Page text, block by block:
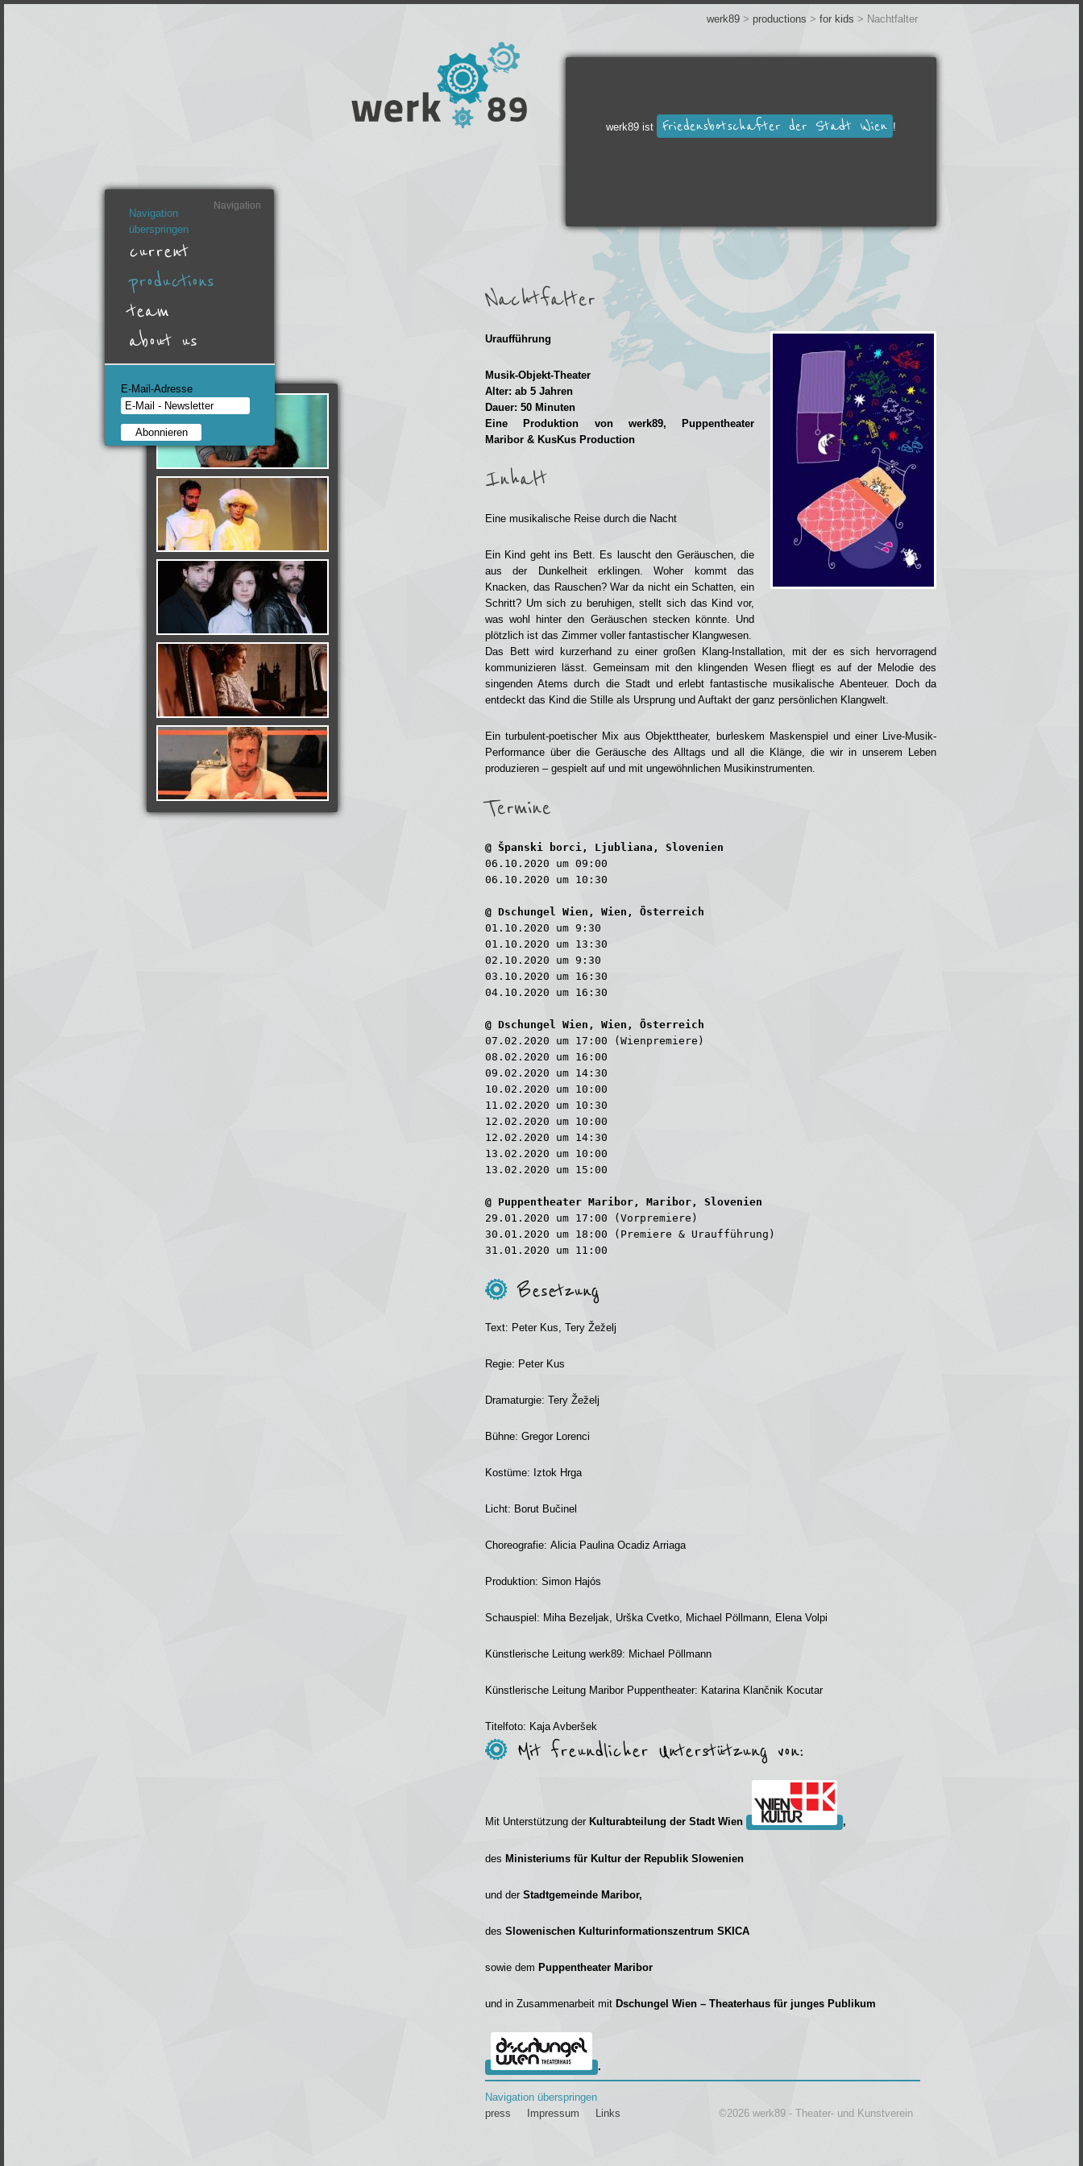
werk89 > productions > for kids > Nachtfalter
werk89 ist Friedensbotschafter der Stadt Wien !
Navigation
Navigation
überspringen
current
productions
team
about us
E-Mail-Adresse
Nachtfalter
Uraufführung
Musik-Objekt-Theater
Alter: ab 5 Jahren
Dauer: 50 Minuten
Eine Produktion von werk89,
Puppentheater
Maribor & KusKus Production
Inhalt
Eine musikalische Reise durch die Nacht
Ein Kind geht ins Bett. Es lauscht den Geräuschen, die
aus der Dunkelheit erklingen. Woher kommt das
Knacken, das Rauschen? War da nicht ein Schatten, ein
Schritt? Um sich zu beruhigen, stellt sich das Kind vor,
was wohl hinter den Geräuschen stecken könnte. Und
plötzlich ist das Zimmer voller fantastischer Klangwesen.
Das Bett wird kurzerhand zu einer großen Klang-Installation, mit der es sich hervorragend
kommunizieren lässt. Gemeinsam mit den klingenden Wesen fliegt es auf der Melodie des
singenden Atems durch die Stadt und erlebt fantastische musikalische Abenteuer. Doch da
entdeckt das Kind die Stille als Ursprung und Auftakt der ganz persönlichen Klangwelt.
Ein turbulent-poetischer Mix aus Objekttheater, burleskem Maskenspiel und einer Live-Musik-
Performance über die Geräusche des Alltags und all die Klänge, die wir in unserem Leben
produzieren – gespielt auf und mit ungewöhnlichen Musikinstrumenten.
Termine
@ Španski borci, Ljubliana, Slovenien
06.10.2020 um 09:00
06.10.2020 um 10:30
@ Dschungel Wien, Wien, Österreich
01.10.2020 um 9:30
01.10.2020 um 13:30
02.10.2020 um 9:30
03.10.2020 um 16:30
04.10.2020 um 16:30
@ Dschungel Wien, Wien, Österreich
07.02.2020 um 17:00 (Wienpremiere)
08.02.2020 um 16:00
09.02.2020 um 14:30
10.02.2020 um 10:00
11.02.2020 um 10:30
12.02.2020 um 10:00
12.02.2020 um 14:30
13.02.2020 um 10:00
13.02.2020 um 15:00
@ Puppentheater Maribor, Maribor, Slovenien
29.01.2020 um 17:00 (Vorpremiere)
30.01.2020 um 18:00 (Premiere & Uraufführung)
31.01.2020 um 11:00
Besetzung
Text: Peter Kus, Tery Žeželj
Regie: Peter Kus
Dramaturgie: Tery Žeželj
Bühne: Gregor Lorenci
Kostüme: Iztok Hrga
Licht: Borut Bučinel
Choreografie: Alicia Paulina Ocadiz Arriaga
Produktion: Simon Hajós
Schauspiel: Miha Bezeljak, Urška Cvetko, Michael Pöllmann, Elena Volpi
Künstlerische Leitung werk89: Michael Pöllmann
Künstlerische Leitung Maribor Puppentheater: Katarina Klančnik Kocutar
Titelfoto: Kaja Avberšek
Mit freundlicher Unterstützung von:
Mit Unterstützung derKulturabteilung der Stadt Wien ,
des Ministeriums für Kultur der Republik Slowenien
und der Stadtgemeinde Maribor,
des Slowenischen Kulturinformationszentrum SKICA
sowie dem Puppentheater Maribor
und in Zusammenarbeit mit Dschungel Wien – Theaterhaus für junges Publikum
.
Navigation überspringen
press
Impressum Links ©2026 werk89 - Theater- und Kunstverein